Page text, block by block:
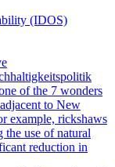
(IDOS)